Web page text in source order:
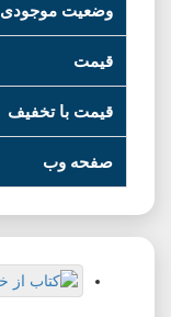
وضعیت موجودی
قیمت
قیمت با تخفیف
صفحه وب